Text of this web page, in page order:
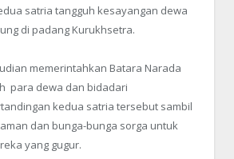
satria tangguh kesayangan dewa
di padang Kurukhsetra.
memerintahkan Batara Narada
para dewa dan bidadari
kedua satria tersebut sambil
dan bunga-bunga sorga untuk
yang gugur.